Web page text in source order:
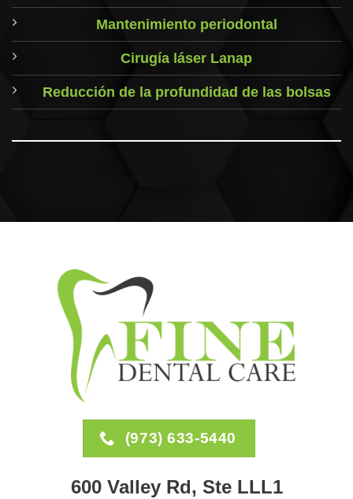
Mantenimiento periodontal
Cirugía láser Lanap
Reducción de la profundidad de las bolsas
(973) 633-5440
600 Valley Rd, Ste LLL1